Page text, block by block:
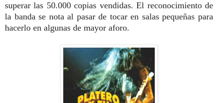
superar las 50.000 copias vendidas. El reconocimiento de
la banda se nota al pasar de tocar en salas pequeñas para
hacerlo en algunas de mayor aforo.